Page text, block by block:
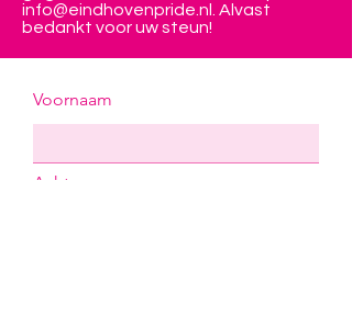
info@eindhovenpride.nl
. Alvast
bedankt voor uw steun!
Voornaam
Achternaam